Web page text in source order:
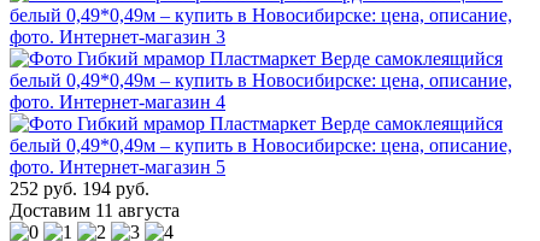
252 руб. 194 руб.
Доставим 11 августа